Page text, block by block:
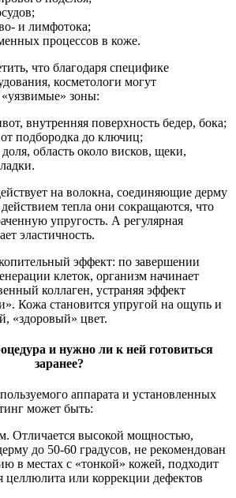
и лимфотока;
процессов в коже.
что благодаря специфике
косметологи могут
зоны:
внутренняя поверхность бедер, бока;
подбородка до ключиц;
область около висков, щеки,
на волокна, соединяющие дерму
тепла они сокращаются, что
упругость. А регулярная
эластичность.
эффект: по завершении
клеток, организм начинает
коллаген, устраняя эффект
Кожа становится упругой на ощупь и
«здоровый» цвет.
и нужно ли к ней готовиться
заранее?
аппарата и установленных
может быть:
Отличается высокой мощностью,
до 50-60 градусов, не рекомендован
в местах с «тонкой» кожей, подходит
целлюлита или коррекции дефектов